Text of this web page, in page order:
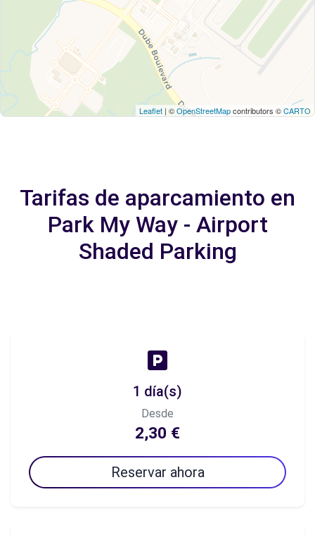
Leaflet | ©OpenStreetMapcontributors ©CARTO
Tarifas de aparcamiento en
Park My Way - Airport
Shaded Parking
1 día(s)
Desde
2,30 €
Reservar ahora